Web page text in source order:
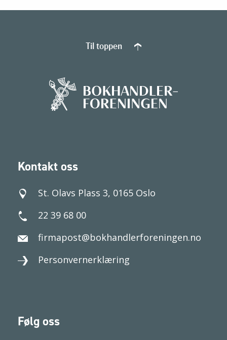
Kontakt oss
St. Olavs Plass 3, 0165 Oslo
22 39 68 00
firmapost@bokhandlerforeningen.no
Personvernerklæring
Følg oss
Til toppen